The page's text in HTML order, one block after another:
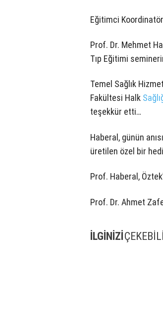
Eğitimci
Prof. Dr. Mehmet
Tıp Eğitimi
Temel Sağlık
Fakültesi Halk
teşekkür etti…
Haberal, günün
üretilen özel bir
Prof. Haberal,
Prof. Dr. Ahmet
İLGİNİZİ